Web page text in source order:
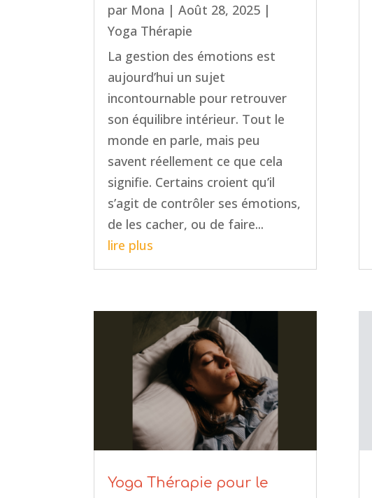
par Mona |Août 28, 2025 |
Yoga Thérapie
La gestion des émotions est
aujourd’hui un sujet
incontournable pour retrouver
son équilibre intérieur. Tout le
monde en parle, mais peu
savent réellement ce que cela
signifie. Certains croient qu’il
s’agit de contrôler ses émotions,
de les cacher, ou de faire...
lire plus
Yoga Thérapie pour le